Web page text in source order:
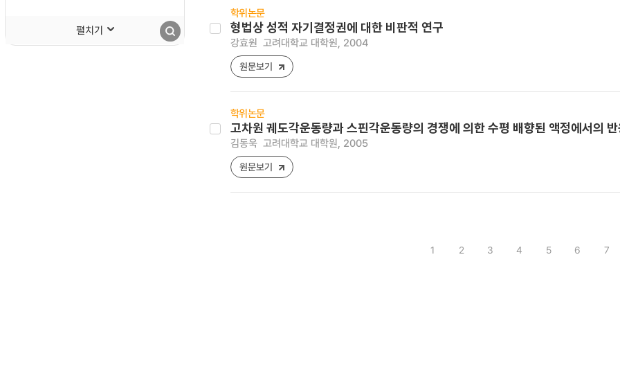
펼치기
학위논문
형법상 성적 자기결정권에 대한 비판적 연구
강효원 고려대학교 대학원, 2004
원문보기
학위논문
고차원 궤도각운동량과 스핀각운동량의 경쟁에 의한 수평 배향된 액정에서의
김동욱 고려대학교 대학원, 2005
원문보기
1 2 3 4 5 6 7